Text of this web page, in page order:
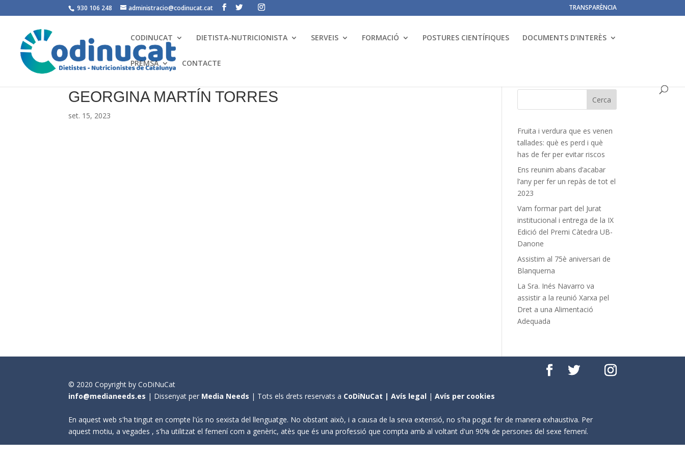
930 106 248 administracio@codinucat.cat TRANSPARÈNCIA
CODINUCAT DIETISTA-NUTRICIONISTA SERVEIS FORMACIÓ POSTURES CIENTÍFIQUES DOCUMENTS D’INTERÈS
PREMSA CONTACTE
GEORGINA MARTÍN TORRES
set. 15, 2023
Fruita i verdura que es venen
tallades: què es perd i què
has de fer per evitar riscos
Ens reunim abans d’acabar
l’any per fer un repàs de tot el
2023
Vam formar part del Jurat
institucional i entrega de la IX
Edició del Premi Càtedra UB-
Danone
Assistim al 75è aniversari de
Blanquerna
La Sra. Inés Navarro va
assistir a la reunió Xarxa pel
Dret a una Alimentació
Adequada
© 2020 Copyright by CoDiNuCat
info@medianeeds.es | Dissenyat per Media Needs | Tots els drets reservats a CoDiNuCat |Avís legal |Avís per cookies
En aquest web s'ha tingut en compte l'ús no sexista del llenguatge. No obstant això, i a causa de la seva extensió, no s'ha pogut fer de manera exhaustiva. Per
aquest motiu, a vegades , s'ha utilitzat el femení com a genèric, atès que és una professió que compta amb al voltant d'un 90% de persones del sexe femení.